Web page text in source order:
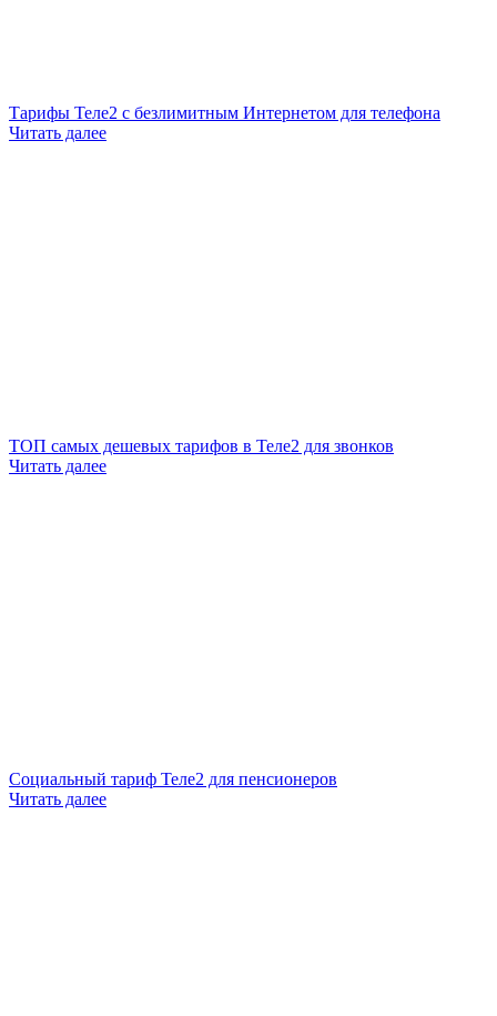
Тарифы Теле2 с безлимитным Интернетом для телефона
Читать далее
ТОП самых дешевых тарифов в Теле2 для звонков
Читать далее
Социальный тариф Теле2 для пенсионеров
Читать далее